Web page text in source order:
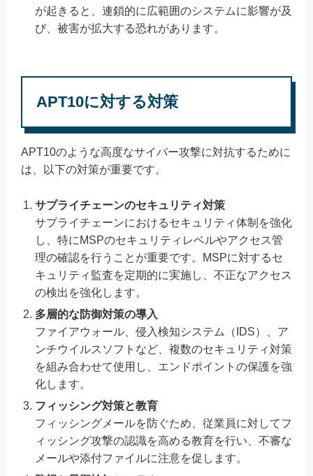
が起きると、連鎖的に広範囲のシステムに影響が及
び、被害が拡大する恐れがあります。
APT10に対する対策
APT10のような高度なサイバー攻撃に対抗するために
は、以下の対策が重要です。
サプライチェーンのセキュリティ対策
サプライチェーンにおけるセキュリティ体制を強化
し、特にMSPのセキュリティレベルやアクセス管
理の確認を行うことが重要です。MSPに対するセ
キュリティ監査を定期的に実施し、不正なアクセス
の検出を強化します。
多層的な防御対策の導入
ファイアウォール、侵入検知システム（IDS）、ア
ンチウイルスソフトなど、複数のセキュリティ対策
を組み合わせて使用し、エンドポイントの保護を強
化します。
フィッシング対策と教育
フィッシングメールを防ぐため、従業員に対してフ
ィッシング攻撃の認識を高める教育を行い、不審な
メールや添付ファイルに注意を促します。